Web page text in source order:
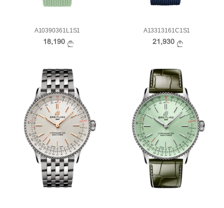
A10390361L1S1
18,190
A13313161C1S1
21,930